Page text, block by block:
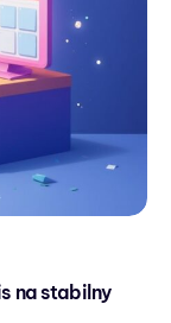
na stabilny